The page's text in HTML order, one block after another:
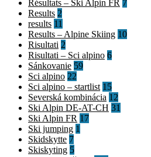
Résultats – Ski Alpin FR 7
Results 2
results 11
Results – Alpine Skiing 10
Risultati 2
Risultati – Sci alpino 6
Sánkovanie 59
Sci alpino 22
Sci alpino – startlist 15
Severská kombinácia 12
Ski Alpin DE-AT-CH 31
Ski Alpin FR 17
Ski jumping 1
Skidskytte 7
Skiskyting 5